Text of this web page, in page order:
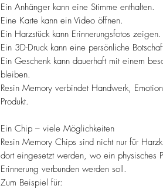
Ein Anhänger kann eine Stimme enthalten.
Eine Karte kann ein Video öffnen.
Ein Harzstück kann Erinnerungsfotos zeigen.
Ein 3D-Druck kann eine persönliche
Ein Geschenk kann dauerhaft mit einem
bleiben.
Resin Memory verbindet Handwerk,
Produkt.
Ein Chip – viele Möglichkeiten
Resin Memory Chips sind nicht nur für
dort eingesetzt werden, wo ein physisches
Erinnerung verbunden werden soll.
Zum Beispiel für: